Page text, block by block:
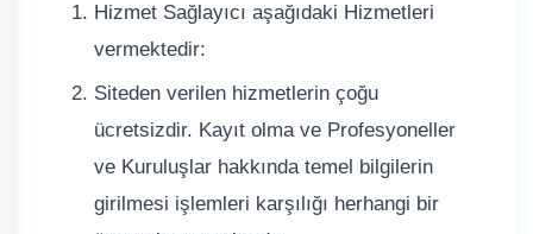
Hizmet Sağlayıcı aşağıdaki Hizmetleri
vermektedir:
Siteden verilen hizmetlerin çoğu
ücretsizdir. Kayıt olma ve Profesyoneller
ve Kuruluşlar hakkında temel bilgilerin
girilmesi işlemleri karşılığı herhangi bir